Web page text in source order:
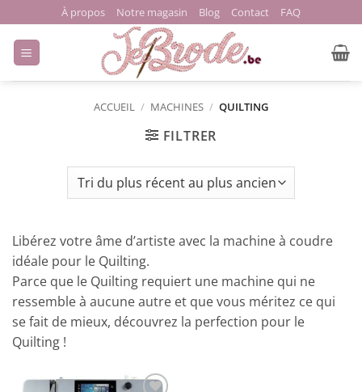
au
contenu
À propos Notre magasin Blog Contact FAQ
ACCUEIL / MACHINES / QUILTING
FILTRER
Libérez votre âme d’artiste avec la machine à coudre
idéale pour le Quilting.
Parce que le Quilting requiert une machine qui ne
ressemble à aucune autre et que vous méritez ce qui
se fait de mieux, découvrez la perfection pour le
Quilting !